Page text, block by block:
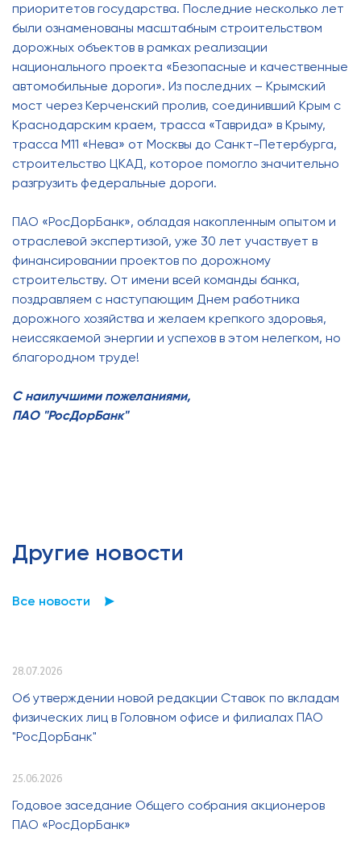
приоритетов государства. Последние несколько лет
были ознаменованы масштабным строительством
дорожных объектов в рамках реализации
национального проекта «Безопасные и качественные
автомобильные дороги». Из последних – Крымский
мост через Керченский пролив, соединивший Крым с
Краснодарским краем, трасса «Таврида» в Крыму,
трасса М11 «Нева» от Москвы до Санкт-Петербурга,
строительство ЦКАД, которое помогло значительно
разгрузить федеральные дороги.
ПАО «РосДорБанк», обладая накопленным опытом и
отраслевой экспертизой, уже 30 лет участвует в
финансировании проектов по дорожному
строительству. От имени всей команды банка,
поздравляем с наступающим Днем работника
дорожного хозяйства и желаем крепкого здоровья,
неиссякаемой энергии и успехов в этом нелегком, но
благородном труде!
С наилучшими пожеланиями,
ПАО "РосДорБанк"
Другие новости
Все новости
28.07.2026
Об утверждении новой редакции Ставок по вкладам
физических лиц в Головном офисе и филиалах ПАО
"РосДорБанк"
25.06.2026
Годовое заседание Общего собрания акционеров
ПАО «РосДорБанк»